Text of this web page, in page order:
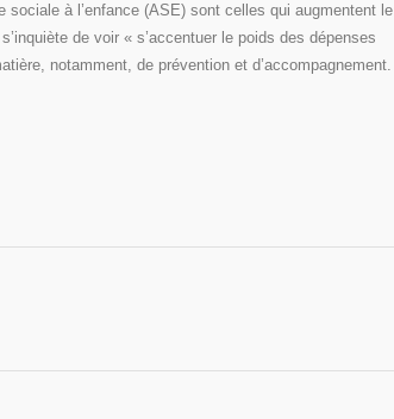
sociale à l’enfance (ASE) sont celles qui augmentent le
de voir « s’accentuer le poids des dépenses
notamment, de prévention et d’accompagnement.